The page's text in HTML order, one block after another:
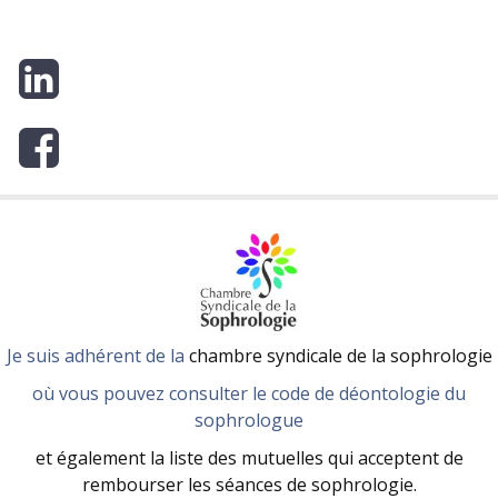
Je suis adhérent de la chambre syndicale de la sophrologie
où vous pouvez consulter le code de déontologie du
sophrologue
et également la liste des mutuelles qui acceptent de
rembourser les séances de sophrologie.